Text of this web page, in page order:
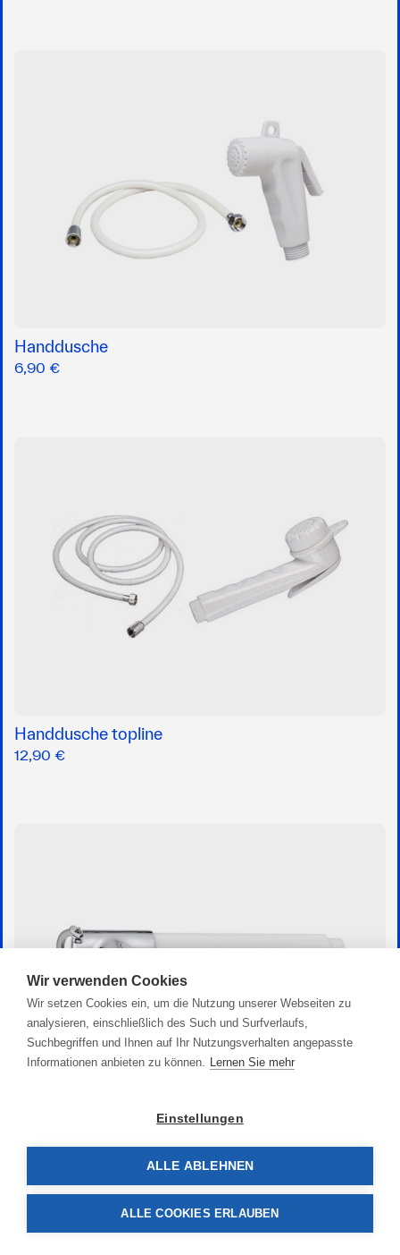
Handdusche
6,90 €
Handdusche topline
12,90 €
Duschkopf chrome
Wir verwenden Cookies
Wir setzen Cookies ein, um die Nutzung unserer Webseiten zu
analysieren, einschließlich des Such und Surfverlaufs,
Suchbegriffen und Ihnen auf Ihr Nutzungsverhalten angepasste
Informationen anbieten zu können. Lernen Sie mehr
Einstellungen
ALLE ABLEHNEN
ALLE COOKIES ERLAUBEN